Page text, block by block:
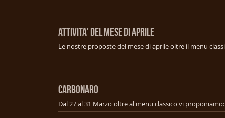
ATTIVITA' DEL MESE DI APRILE
Le nostre proposte del mese di aprile oltre il menu
CARBONARO